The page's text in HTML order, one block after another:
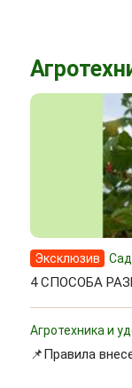
Эксклюзив
4 СПОСОБА
Агротехника и
📌Правила